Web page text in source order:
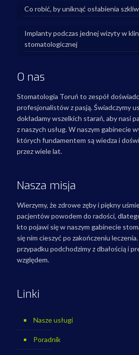
Co robić, by uniknąć osłabienia
Implanty podczas jednej wizyty w
stomatologicznej
O nas
Stomatologia Toruń to zespół
profesjonalistów z pasją. Świadczymy
dokładamy wszelkich starań, aby nasi
z naszych usług. W naszym gabinecie
których fundamentem są wiedza i
przez wiele lat.
Nasza misja
Wierzymy, że zdrowe zęby i piękny
pacjentów powodem do radości,
kto pojawi się w naszym gabinecie
się nim cieszyć po zakończeniu
przypadku podchodzimy z dbałością i
względem.
Linki
Nasze usługi
Poradnik